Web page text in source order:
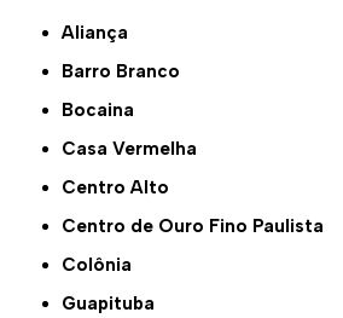
Aliança
Barro Branco
Bocaina
Casa Vermelha
Centro Alto
Centro de Ouro Fino Paulista
Colônia
Guapituba